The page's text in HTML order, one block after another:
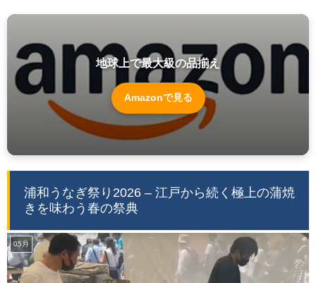
地球上で最大級の品揃え
Amazonで見る
浦和うなぎ祭り2026 – 江戸から続く極上の蒲焼
きを味わう春の祭典
05月